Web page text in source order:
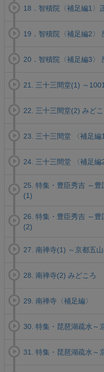
18．智積院〈補足編1〉
19．智積院〈補足編2〉
20．智積院〈補足編3〉
21. 三十三間堂(1) ～
22. 三十三間堂(2) みどこ
23. 三十三間堂 〈補足編
24. 三十三間堂 〈補足編
25. 特集・豊臣秀吉 ～豊
(1)
26. 特集・豊臣秀吉 ～豊
(2)
27. 南禅寺(1) ～京都五
28. 南禅寺(2) みどころ
29. 南禅寺〈補足編〉
30. 特集・琵琶湖疏水～
31. 特集・琵琶湖疏水～